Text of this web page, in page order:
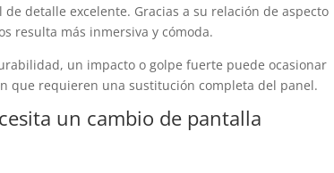
detalle excelente. Gracias a su relación de aspecto
resulta más inmersiva y cómoda.
un impacto o golpe fuerte puede ocasionar
que requieren una sustitución completa del panel.
un cambio de pantalla